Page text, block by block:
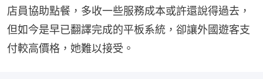
店員協助點餐，多收一些服務成本或許還說得過去，
但如今是早已翻譯完成的平板系統，卻讓外國遊客支
付較高價格，她難以接受。